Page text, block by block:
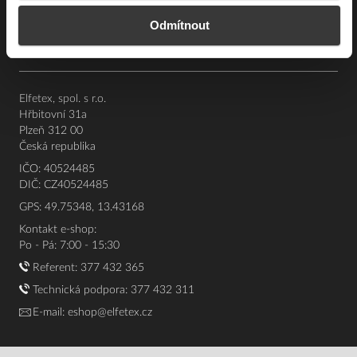
Odmítnout
Souhrn podmínek
O nás
Elfetex, spol. s r.o.
Hřbitovní 31a
Plzeň 312 00
Česká republika
IČO: 40524485
DIČ: CZ40524485
GPS: 49.75348, 13.43168
Kontakt e-shop:
Po - Pá: 7:00 - 15:30
Referent: 377 432 365
Technická podpora: 377 432 311
E-mail: eshop@elfetex.cz